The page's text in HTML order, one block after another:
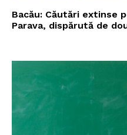
Bacău: Căutări extinse
Parava, dispărută de